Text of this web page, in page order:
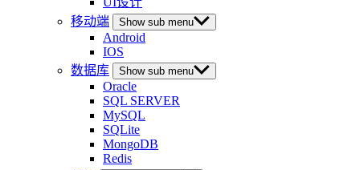
移动端
Show sub menu
Android
IOS
数据库
Show sub menu
Oracle
SQL SERVER
MySQL
SQLite
MongoDB
Redis